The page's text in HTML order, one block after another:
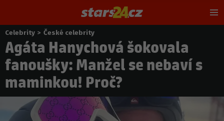
Nacházíte
se
zde:
Celebrity > České celebrity
Agáta Hanychová šokovala
fanoušky: Manžel se nebaví s
maminkou! Proč?